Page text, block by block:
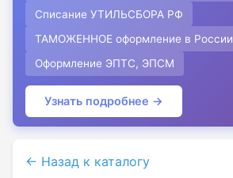
Списание УТИЛЬСБОРА РФ
ТАМОЖЕННОЕ оформление в России
Оформление ЭПТС, ЭПСМ
Узнать подробнее →
← Назад к каталогу